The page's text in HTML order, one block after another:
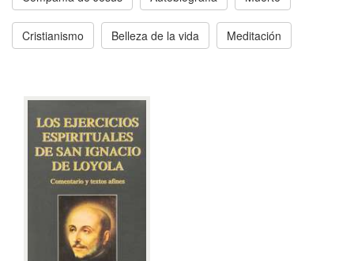
Cristianismo Belleza de la vida Meditación